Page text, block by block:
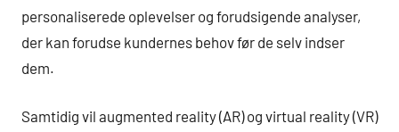
personaliserede oplevelser og forudsigende analyser,
der kan forudse kundernes behov før de selv indser
dem.
Samtidig vil augmented reality (AR) og virtual reality (VR)